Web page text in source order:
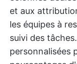
et aux
les équipes à
suivi des
personnalisées